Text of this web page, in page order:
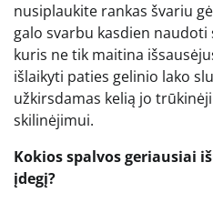
nusiplaukite rankas švariu
galo svarbu kasdien
kuris ne tik maitina
išlaikyti paties gelinio lako
užkirsdamas kelią jo
skilinėjimui.
Kokios spalvos geriausiai
įdegį?